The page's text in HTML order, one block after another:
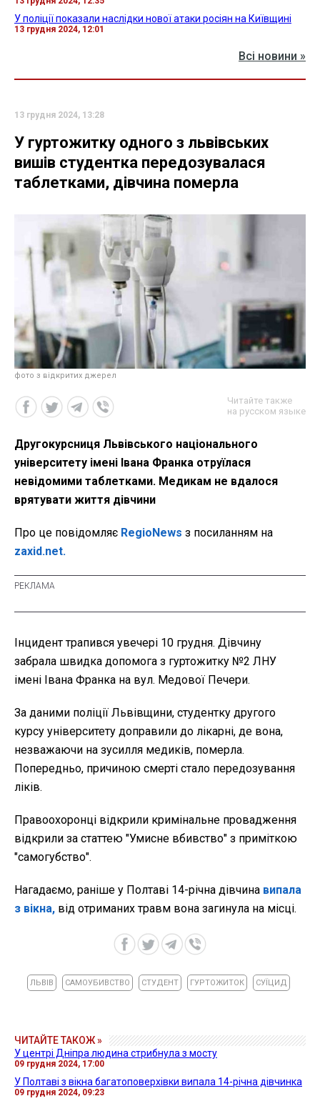
У поліції показали наслідки нової атаки росіян на Київщині
13 грудня 2024, 12:01
Всі новини »
13 грудня 2024, 13:28
У гуртожитку одного з львівських
вишів студентка передозувалася
таблетками, дівчина померла
фото з відкритих джерел
Читайте также
на русском языке
Другокурсниця Львівського національного
університету імені Івана Франка отруїлася
невідомими таблетками. Медикам не вдалося
врятувати життя дівчини
Про це повідомляє RegioNews з посиланням на
zaxid.net.
Інцидент трапився увечері 10 грудня. Дівчину
забрала швидка допомога з гуртожитку №2 ЛНУ
імені Івана Франка на вул. Медової Печери.
За даними поліції Львівщини, студентку другого
курсу університету доправили до лікарні, де вона,
незважаючи на зусилля медиків, померла.
Попередньо, причиною смерті стало передозування
ліків.
Правоохоронці відкрили кримінальне провадження
відкрили за статтею "Умисне вбивство" з приміткою
"самогубство".
Нагадаємо, раніше у Полтаві 14-річна дівчина випала
з вікна, від отриманих травм вона загинула на місці.
ЛЬВІВ САМОУБИВСТВО СТУДЕНТ ГУРТОЖИТОК СУЇЦИД
ЧИТАЙТЕ ТАКОЖ »
У центрі Дніпра людина стрибнула з мосту
09 грудня 2024, 17:00
У Полтаві з вікна багатоповерхівки випала 14-річна дівчинка
09 грудня 2024, 09:23